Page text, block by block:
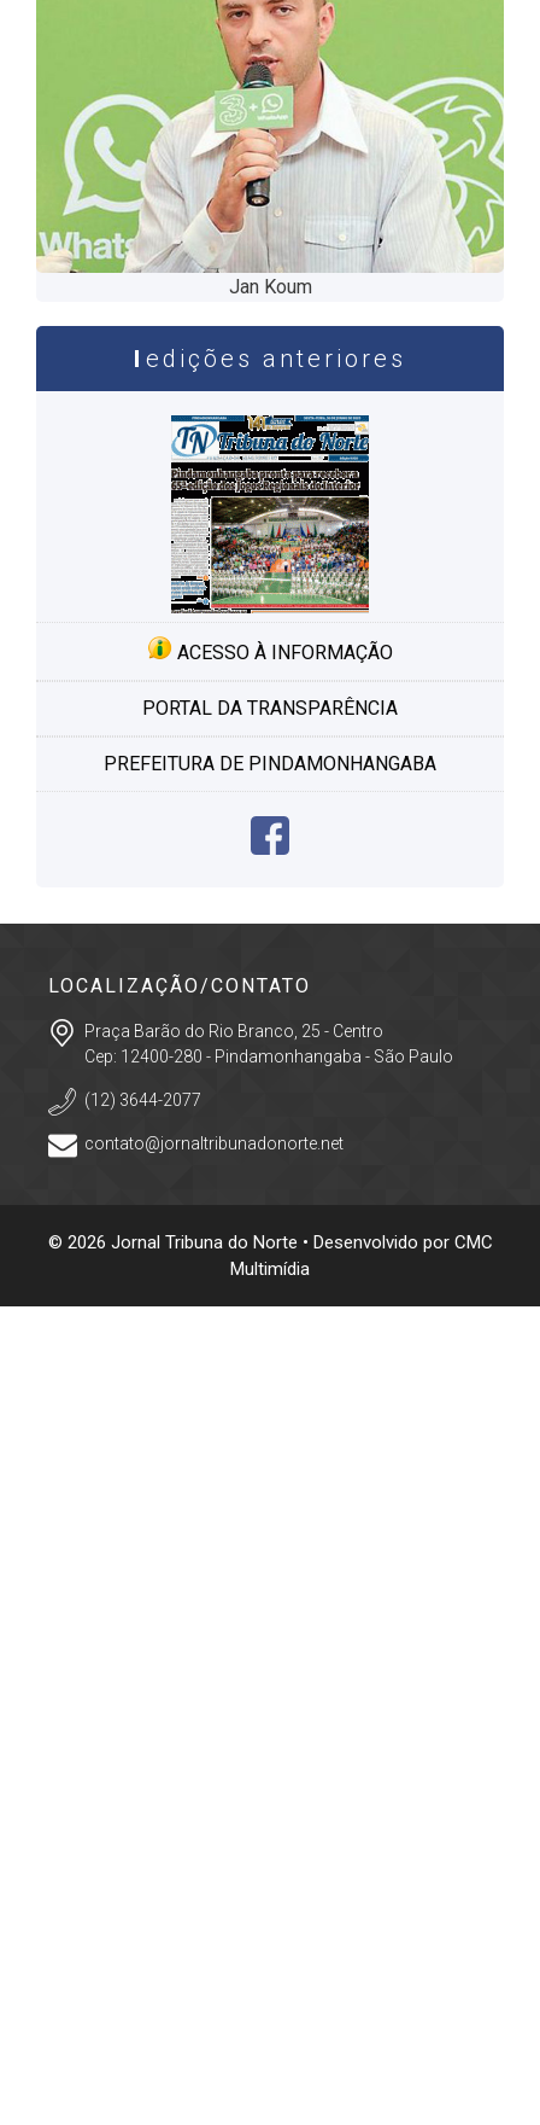
Jan Koum
edições anteriores
ACESSO À INFORMAÇÃO
PORTAL DA TRANSPARÊNCIA
PREFEITURA DE PINDAMONHANGABA
LOCALIZAÇÃO/CONTATO
Praça Barão do Rio Branco, 25 - Centro
Cep: 12400-280 - Pindamonhangaba - São Paulo
(12) 3644-2077
contato@jornaltribunadonorte.net
© 2026 Jornal Tribuna do Norte • Desenvolvido por CMC
Multimídia